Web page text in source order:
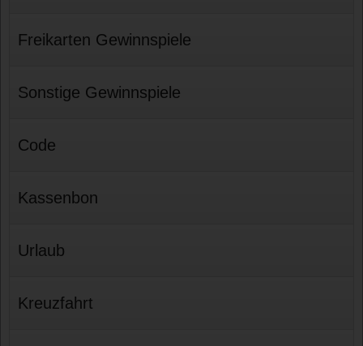
Freikarten Gewinnspiele
Sonstige Gewinnspiele
Code
Kassenbon
Urlaub
Kreuzfahrt